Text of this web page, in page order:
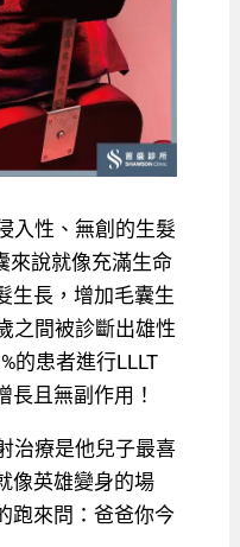
入性、無創的生髮
來說就像充滿生命
生長，增加毛囊生
之間被診斷出雄性
的患者進行LLLT
長且無副作用！
治療是他兒子最喜
像英雄變身的場
跑來問：爸爸你今